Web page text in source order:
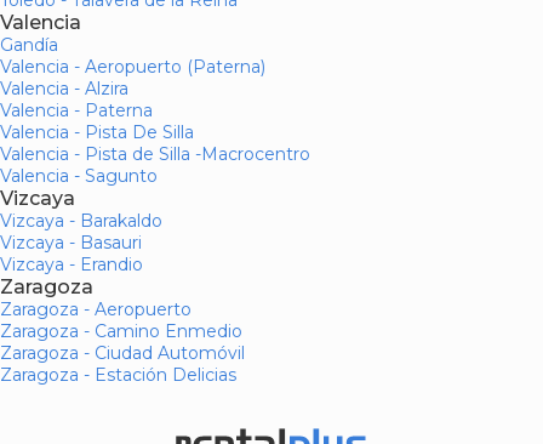
Valencia
Gandía
Valencia - Aeropuerto (Paterna)
Valencia - Alzira
Valencia - Paterna
Valencia - Pista De Silla
Valencia - Pista de Silla -Macrocentro
Valencia - Sagunto
Vizcaya
Vizcaya - Barakaldo
Vizcaya - Basauri
Vizcaya - Erandio
Zaragoza
Zaragoza - Aeropuerto
Zaragoza - Camino Enmedio
Zaragoza - Ciudad Automóvil
Zaragoza - Estación Delicias